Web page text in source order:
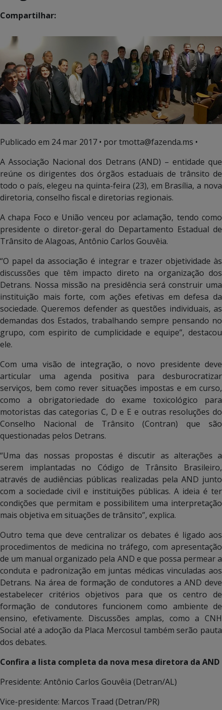
Compartilhar:
Publicado em 24 mar 2017 • por tmotta@fazenda.ms •
A Associação Nacional dos Detrans (AND) – entidade que
reúne os dirigentes dos órgãos estaduais de trânsito de
todo o país, elegeu na quinta-feira (23), em Brasília, a nova
diretoria, conselho fiscal e diretorias regionais.
A chapa Foco e União venceu por aclamação, tendo como
presidente o diretor-geral do Departamento Estadual de
Trânsito de Alagoas, Antônio Carlos Gouvêia.
“O papel da associação é integrar e trazer objetividade às
discussões que têm impacto direto na organização dos
Detrans. Nossa missão na presidência será construir uma
instituição mais forte, com ações efetivas em defesa da
sociedade. Queremos defender as questões individuais, as
demandas dos Estados, trabalhando sempre pensando no
grupo, com espirito de cumplicidade e equipe”, destacou
ele.
Com uma visão de integração, o novo presidente deve
articular uma agenda positiva para desburocratizar
serviços, bem como rever situações impostas e em curso,
como a obrigatoriedade do exame toxicológico para
motoristas das categorias C, D e E e outras resoluções do
Conselho Nacional de Trânsito (Contran) que são
questionadas pelos Detrans.
“Uma das nossas propostas é discutir as alterações a
serem implantadas no Código de Trânsito Brasileiro,
através de audiências públicas realizadas pela AND junto
com a sociedade civil e instituições públicas. A ideia é ter
condições que permitam e possibilitem uma interpretação
mais objetiva em situações de trânsito”, explica.
Outro tema que deve centralizar os debates é ligado aos
procedimentos de medicina no tráfego, com apresentação
de um manual organizado pela AND e que possa permear a
conduta e padronização em juntas médicas vinculadas aos
Detrans. Na área de formação de condutores a AND deve
estabelecer critérios objetivos para que os centro de
formação de condutores funcionem como ambiente de
ensino, efetivamente. Discussões amplas, como a CNH
Social até a adoção da Placa Mercosul também serão pauta
dos debates.
Confira a lista completa da nova mesa diretora da AND
Presidente: Antônio Carlos Gouvêia (Detran/AL)
Vice-presidente: Marcos Traad (Detran/PR)